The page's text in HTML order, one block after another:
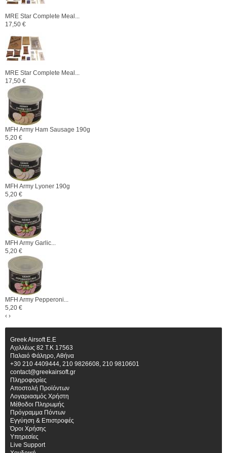
MRE Star Complete Meal...
17,50 €
MRE Star Complete Meal...
17,50 €
MFH Army Ham Sausage 190g
5,20 €
MFH Army Lyoner 190g
5,20 €
MFH Army Garlic...
5,20 €
MFH Army Pepperoni...
5,20 €
‹ ›
Greek Airsoft E.E
Αχιλλέως 82 Τ.Κ 17563
Παλαιό Φάληρο, Αθήνα
+30 210 4409444, 210 9826608, 210 9810601
contact@greekairsoft.gr
Πληροφορίες
Αποστολή Προϊόντων
Λογαριασμός Χρήστη
Μέθοδοι Πληρωμής
Πρόγραμμα Πόντων
Εγγύηση & Επιστροφές
Όροι Χρήσης
Υπηρεσίες
Live Support